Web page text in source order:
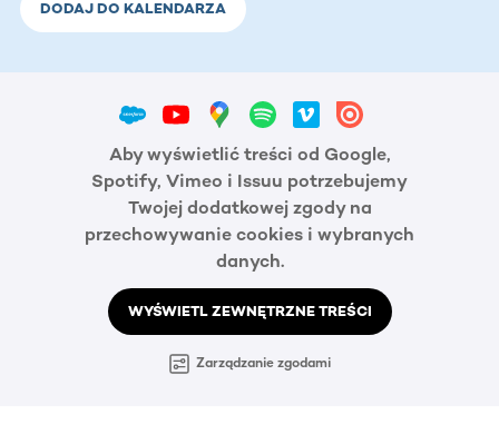
DODAJ DO KALENDARZA
Aby wyświetlić treści od Google,
Spotify, Vimeo i Issuu potrzebujemy
Twojej dodatkowej zgody na
przechowywanie cookies i wybranych
danych.
WYŚWIETL ZEWNĘTRZNE TREŚCI
Zarządzanie zgodami